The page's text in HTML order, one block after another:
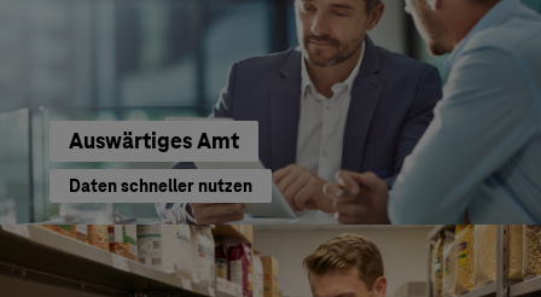
Auswärtiges Amt
Daten schneller nutzen